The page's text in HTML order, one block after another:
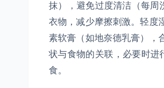
抹），避免过度清洁（每
衣物，减少摩擦刺激。轻度
素软膏（如地奈德乳膏），
状与食物的关联，必要时进
食。